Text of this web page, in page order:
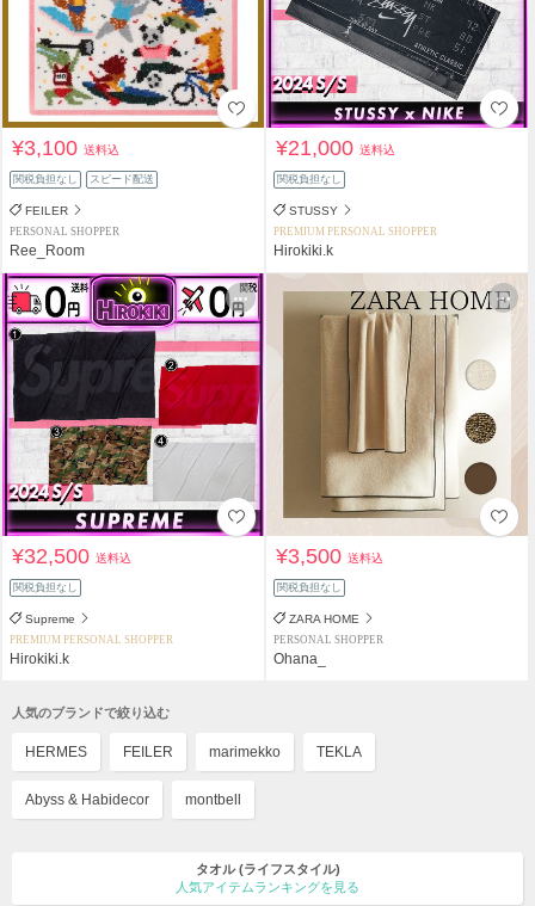
¥3,100送料込
関税負担なし スピード配送
FEILER
PERSONAL SHOPPER
Ree_Room
¥21,000送料込
関税負担なし
STUSSY
PREMIUM PERSONAL SHOPPER
Hirokiki.k
¥32,500送料込
関税負担なし
Supreme
PREMIUM PERSONAL SHOPPER
Hirokiki.k
¥3,500送料込
関税負担なし
ZARA HOME
PERSONAL SHOPPER
Ohana_
人気のブランドで絞り込む
HERMES FEILER marimekko TEKLA
Abyss & Habidecor montbell
タオル (ライフスタイル)
人気アイテムランキングを見る